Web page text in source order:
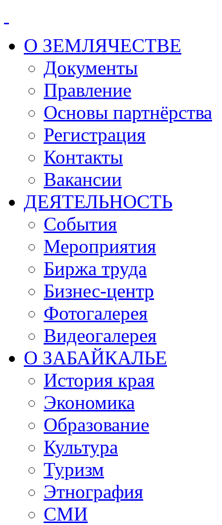
О ЗЕМЛЯЧЕСТВЕ
Документы
Правление
Основы партнёрства
Регистрация
Контакты
Вакансии
ДЕЯТЕЛЬНОСТЬ
События
Мероприятия
Биржа труда
Бизнес-центр
Фотогалерея
Видеогалерея
О ЗАБАЙКАЛЬЕ
История края
Экономика
Образование
Культура
Туризм
Этнография
СМИ